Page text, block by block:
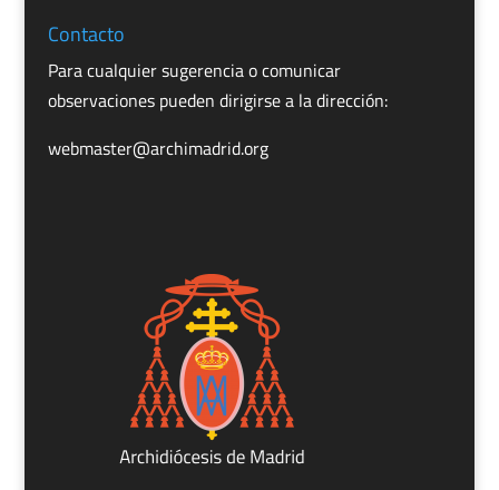
Contacto
Para cualquier sugerencia o comunicar
observaciones pueden dirigirse a la dirección:
webmaster@archimadrid.org